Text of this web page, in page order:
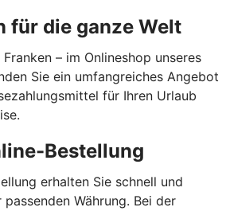
für die ganze Welt
– im Onlineshop unseres
Sie ein umfangreiches Angebot
für Ihren Urlaub
Bestellung
erhalten Sie schnell und
Währung. Bei der